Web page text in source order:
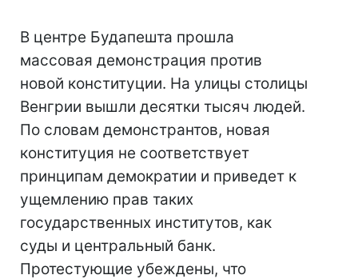
В центре Будапешта прошла
массовая демонстрация против
новой конституции. На улицы столицы
Венгрии вышли десятки тысяч людей.
По словам демонстрантов, новая
конституция не соответствует
принципам демократии и приведет к
ущемлению прав таких
государственных институтов, как
суды и центральный банк.
Протестующие убеждены, что